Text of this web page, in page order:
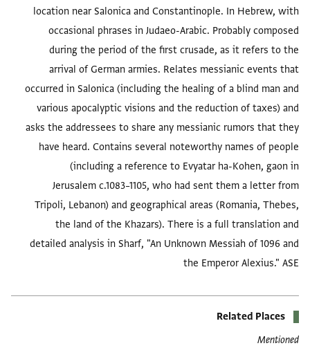
location near Salonica and Constantinople. In Hebrew, with
occasional phrases in Judaeo-Arabic. Probably composed
during the period of the first crusade, as it refers to the
arrival of German armies. Relates messianic events that
occurred in Salonica (including the healing of a blind man and
various apocalyptic visions and the reduction of taxes) and
asks the addressees to share any messianic rumors that they
have heard. Contains several noteworthy names of people
(including a reference to Evyatar ha-Kohen, gaon in
Jerusalem c.1083–1105, who had sent them a letter from
Tripoli, Lebanon) and geographical areas (Romania, Thebes,
the land of the Khazars). There is a full translation and
detailed analysis in Sharf, "An Unknown Messiah of 1096 and
the Emperor Alexius." ASE
Related Places
Mentioned